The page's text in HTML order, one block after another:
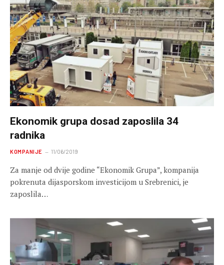
Ekonomik grupa dosad zaposlila 34
radnika
KOMPANIJE 11/06/2019
Za manje od dvije godine “Ekonomik Grupa”, kompanija
pokrenuta dijasporskom investicijom u Srebrenici, je
zaposlila…